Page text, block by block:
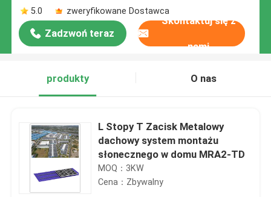
5.0
zweryfikowane Dostawca
Zadzwoń teraz
Skontaktuj się z
nami
produkty O nas
L Stopy T Zacisk Metalowy
dachowy system montażu
słonecznego w domu MRA2-TD
MOQ：3KW
Cena：Zbywalny